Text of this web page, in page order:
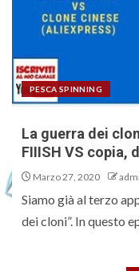
PESCA SPINNING
La guerra dei
FIIISH VS copia,
Marzo 27, 2020
Siamo già al terzo
dei cloni”. In questo